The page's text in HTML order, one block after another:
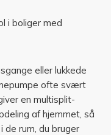
i boliger med
eller lukkede
ofte svært
en multisplit-
af hjemmet, så
rum, du bruger